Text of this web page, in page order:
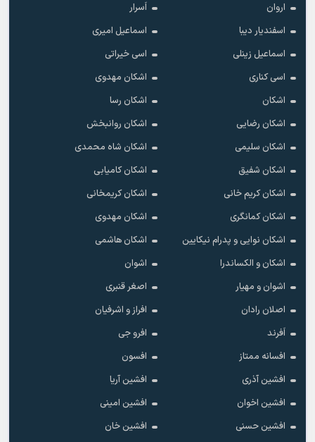
اروان
اَسرار
اسفندیار دیبا
اسماعیل امیری
اسماعیل زینلی
اسی خیراتی
اسی کناری
اشکان مهدوى
اشکان
اشکان رسا
اشکان رضایی
اشکان روانبخش
اشکان سلیمی
اشکان شاه محمدی
اشکان شفیق
اشکان کامیابی
اشکان کریم خانی
اشکان کریمخانی
اشکان کمانگری
اشکان مهدوی
اشکان نوایی و پدرام نیکایین
اشکان هاشمی
اشکان و الکساندرا
اشوان
اشوان و مهیار
اصغر قنبری
اصلان رادان
افراز و اشرفیان
اَفرند
افرو جی
افسانه ممتاز
افسون
افشین آذری
افشین آریا
افشین اخوان
افشین امینی
افشین حسنی
افشین خان